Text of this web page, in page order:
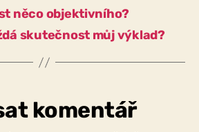
něco objektivního?
skutečnost můj výklad?
komentář